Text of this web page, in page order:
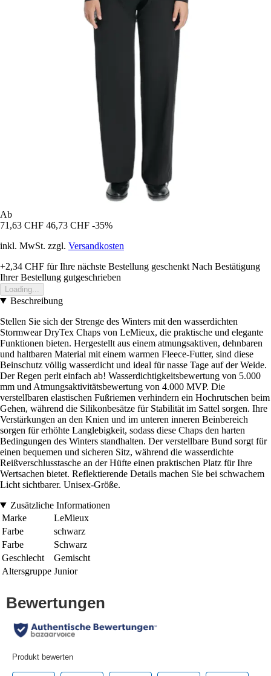
Ab
71,63 CHF 46,73 CHF -35%
inkl. MwSt. zzgl. Versandkosten
+2,34 CHF für Ihre nächste Bestellung geschenkt Nach Bestätigung
Ihrer Bestellung gutgeschrieben
Loading...
Beschreibung
Stellen Sie sich der Strenge des Winters mit den wasserdichten
Stormwear DryTex Chaps von LeMieux, die praktische und elegante
Funktionen bieten. Hergestellt aus einem atmungsaktiven, dehnbaren
und haltbaren Material mit einem warmen Fleece-Futter, sind diese
Beinschutz völlig wasserdicht und ideal für nasse Tage auf der Weide.
Der Regen perlt einfach ab! Wasserdichtigkeitsbewertung von 5.000
mm und Atmungsaktivitätsbewertung von 4.000 MVP. Die
verstellbaren elastischen Fußriemen verhindern ein Hochrutschen beim
Gehen, während die Silikonbesätze für Stabilität im Sattel sorgen. Ihre
Verstärkungen an den Knien und im unteren inneren Beinbereich
sorgen für erhöhte Langlebigkeit, sodass diese Chaps den harten
Bedingungen des Winters standhalten. Der verstellbare Bund sorgt für
einen bequemen und sicheren Sitz, während die wasserdichte
Reißverschlusstasche an der Hüfte einen praktischen Platz für Ihre
Wertsachen bietet. Reflektierende Details machen Sie bei schwachem
Licht sichtbarer. Unisex-Größe.
Zusätzliche Informationen
Marke
LeMieux
Farbe
schwarz
Farbe
Schwarz
Geschlecht
Gemischt
Altersgruppe Junior